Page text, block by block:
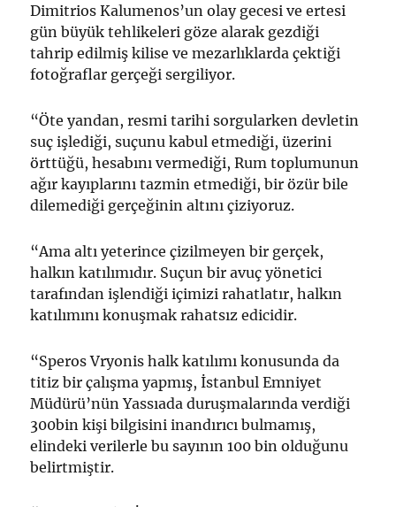
Dimitrios Kalumenos’un olay gecesi ve ertesi
gün büyük tehlikeleri göze alarak gezdiği
tahrip edilmiş kilise ve mezarlıklarda çektiği
fotoğraflar gerçeği sergiliyor.
“Öte yandan, resmi tarihi sorgularken devletin
suç işlediği, suçunu kabul etmediği, üzerini
örttüğü, hesabını vermediği, Rum toplumunun
ağır kayıplarını tazmin etmediği, bir özür bile
dilemediği gerçeğinin altını çiziyoruz.
“Ama altı yeterince çizilmeyen bir gerçek,
halkın katılımıdır. Suçun bir avuç yönetici
tarafından işlendiği içimizi rahatlatır, halkın
katılımını konuşmak rahatsız edicidir.
“Speros Vryonis halk katılımı konusunda da
titiz bir çalışma yapmış, İstanbul Emniyet
Müdürü’nün Yassıada duruşmalarında verdiği
300bin kişi bilgisini inandırıcı bulmamış,
elindeki verilerle bu sayının 100 bin olduğunu
belirtmiştir.